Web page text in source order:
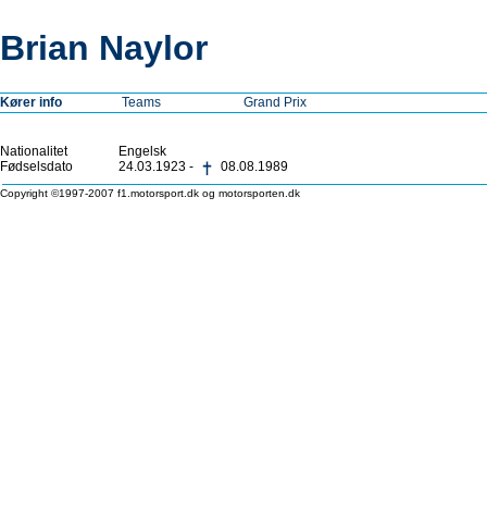
Brian Naylor
Kører info Teams Grand Prix
Nationalitet
Engelsk
Fødselsdato
24.03.1923 - 08.08.1989
Copyright ©1997-2007 f1.motorsport.dk og motorsporten.dk